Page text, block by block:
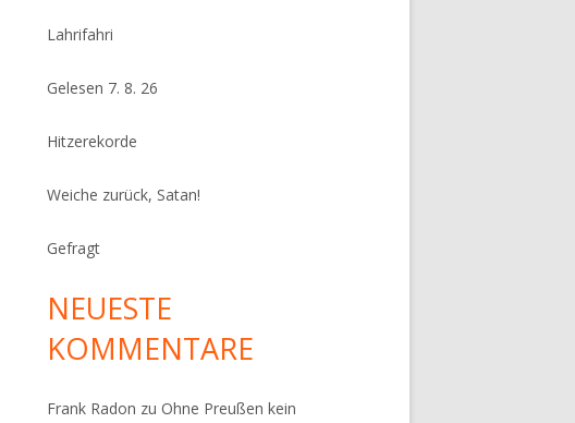
Lahrifahri
Gelesen 7. 8. 26
Hitzerekorde
Weiche zurück, Satan!
Gefragt
NEUESTE
KOMMENTARE
Frank Radon zuOhne Preußen kein